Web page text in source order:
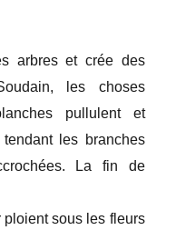
arbres et crée des
les choses
pullulent et
les branches
La fin de
ploient sous les fleurs